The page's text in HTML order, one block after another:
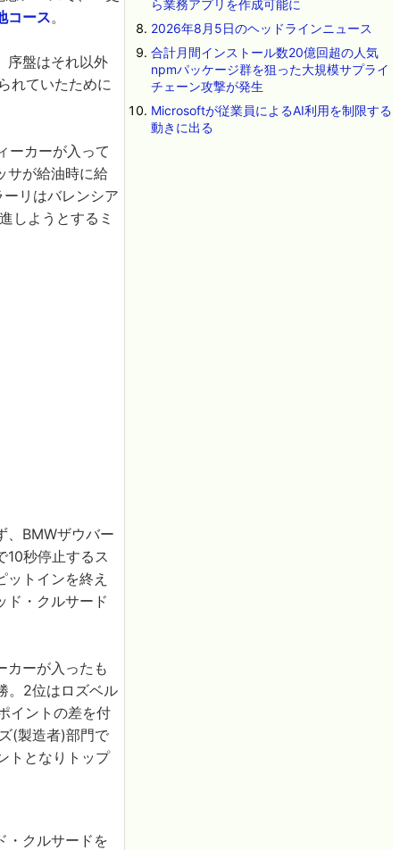
コース。
序盤はそれ以外
れていたために
ーカーが入って
サが給油時に給
リはバレンシア
しようとするミ
、BMWザウバー
10秒停止するス
トインを終え
ド・クルサード
カーが入ったも
。2位はロズベル
イントの差を付
(製造者)部門で
トとなりトップ
・クルサードを
ら業務アプリを作成可能に
2026年8月5日のヘッドラインニュース
合計月間インストール数20億回超の人気
npmパッケージ群を狙った大規模サプライ
チェーン攻撃が発生
Microsoftが従業員によるAI利用を制限する
動きに出る